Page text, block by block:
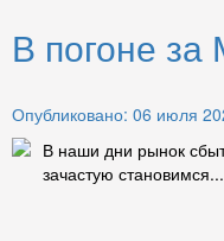
В погоне
Опубликовано: 06 июля
В наши дни рынок
зачастую становимся...